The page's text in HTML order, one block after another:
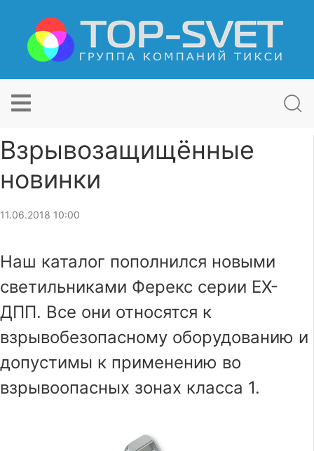
Взрывозащищённые
новинки
11.06.2018 10:00
Наш каталог пополнился новыми
светильниками Ферекс серии EX-
ДПП. Все они относятся к
взрывобезопасному оборудованию и
допустимы к применению во
взрывоопасных зонах класса 1.